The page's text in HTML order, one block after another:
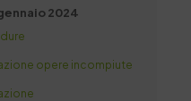
2024
opere incompiute